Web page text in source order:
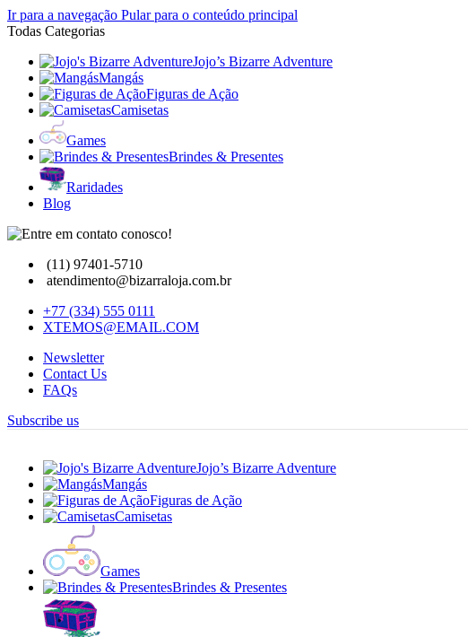
Ir para a navegação Pular para o conteúdo principal
Todas Categorias
Jojo’s Bizarre Adventure
Mangás
Figuras de Ação
Camisetas
Games
Brindes & Presentes
Raridades
Blog
(11) 97401-5710
atendimento@bizarraloja.com.br
+77 (334) 555 0111
XTEMOS@EMAIL.COM
Newsletter
Contact Us
FAQs
Subscribe us
Jojo’s Bizarre Adventure
Mangás
Figuras de Ação
Camisetas
Games
Brindes & Presentes